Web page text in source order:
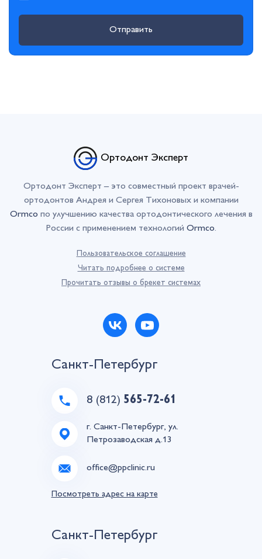
Отправить
Ортодонт Эксперт
Ортодонт Эксперт – это совместный проект врачей-
ортодонтов Андрея и Сергея Тихоновых и компании
Ormco по улучшению качества ортодонтического лечения в
России с применением технологий Ormco.
Пользовательское соглашение
Читать подробнее о системе
Прочитать отзывы о брекет системах
Санкт-Петербург
8 (812) 565-72-61
г. Санкт-Петербург, ул.
Петрозаводская д.13
office@ppclinic.ru
Посмотреть адрес на карте
Санкт-Петербург